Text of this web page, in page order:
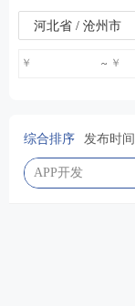
河北省 / 沧州市
￥ ￥
~
综合排序 发布时间